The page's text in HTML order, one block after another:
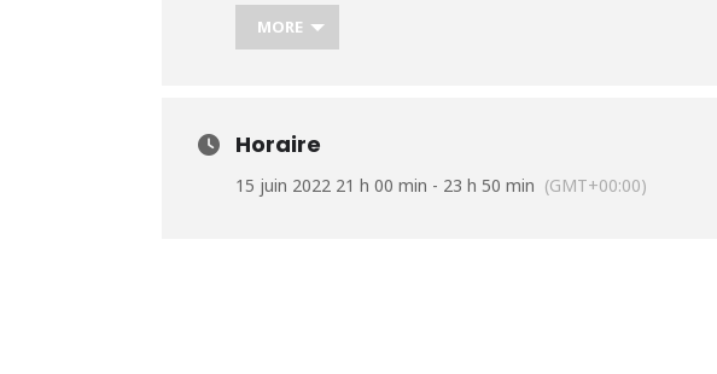
Nouvelle Orléans «
MORE
Horaire
15 juin 2022 21 h 00 min - 23 h 50 min (GMT+00:00)